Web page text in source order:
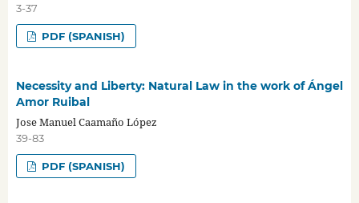
3-37
PDF (SPANISH)
Necessity and Liberty: Natural Law in the work of Ángel
Amor Ruibal
Jose Manuel Caamaño López
39-83
PDF (SPANISH)